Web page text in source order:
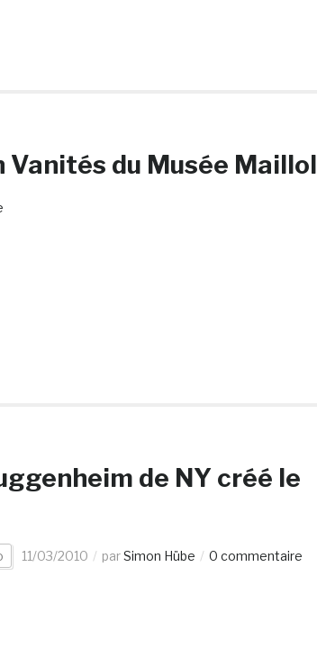
du Musée Maillol
de NY créé le
11/03/2010 parSimon Hübe 0 commentaire